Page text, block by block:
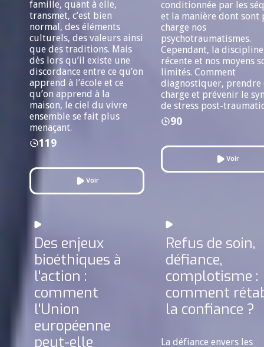
famille, quant à elle,
transmet, c’est bien
normal, des éléments
culturels, des valeurs ainsi
que des traditions. Mais
dès lors qu’il existe une
discordance entre ce qu’on
apprend à l’école et ce
qu’on apprend à la
maison, le ciel du vivre
ensemble se fait plus
menaçant.
119
Voir
conditionnée par les
et la manière dont sont
charge nos
psychotraumatismes.
Cependant, la
récente et nos moyens
limités. Comment
diagnostiquer, prendre
charge et prévenir le
de stress post-
90
Voir
Des enjeux
bioéthiques à
l'action :
comment
l'Union
européenne
peut-elle
Refus de soin,
défiance,
complotisme :
comment
la confiance ?
La défiance envers les